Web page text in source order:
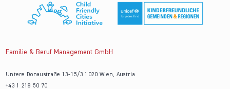
Familie & Beruf Management GmbH
Untere Donaustraße 13-15/3 1020 Wien, Austria
+43 1 218 50 70